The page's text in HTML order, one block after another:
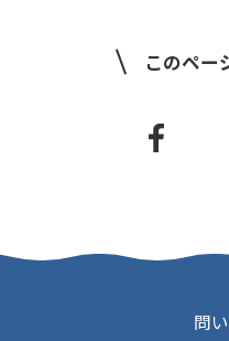
このペー
問